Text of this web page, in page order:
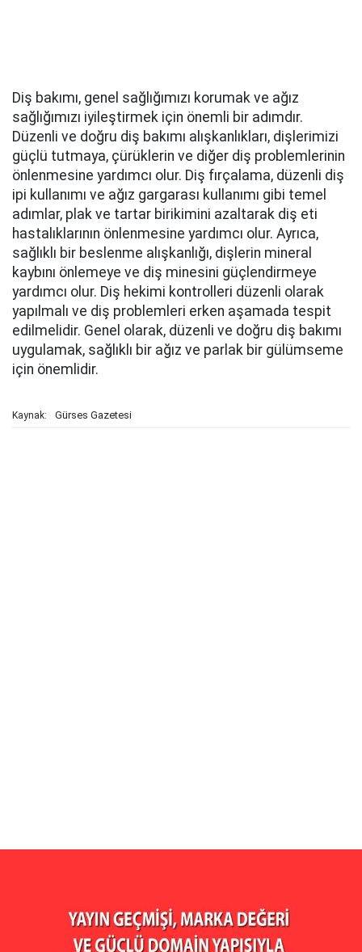
Diş bakımı, genel sağlığımızı korumak ve ağız
sağlığımızı iyileştirmek için önemli bir adımdır.
Düzenli ve doğru diş bakımı alışkanlıkları, dişlerimizi
güçlü tutmaya, çürüklerin ve diğer diş problemlerinin
önlenmesine yardımcı olur. Diş fırçalama, düzenli diş
ipi kullanımı ve ağız gargarası kullanımı gibi temel
adımlar, plak ve tartar birikimini azaltarak diş eti
hastalıklarının önlenmesine yardımcı olur. Ayrıca,
sağlıklı bir beslenme alışkanlığı, dişlerin mineral
kaybını önlemeye ve diş minesini güçlendirmeye
yardımcı olur. Diş hekimi kontrolleri düzenli olarak
yapılmalı ve diş problemleri erken aşamada tespit
edilmelidir. Genel olarak, düzenli ve doğru diş bakımı
uygulamak, sağlıklı bir ağız ve parlak bir gülümseme
için önemlidir.
Kaynak: Gürses Gazetesi